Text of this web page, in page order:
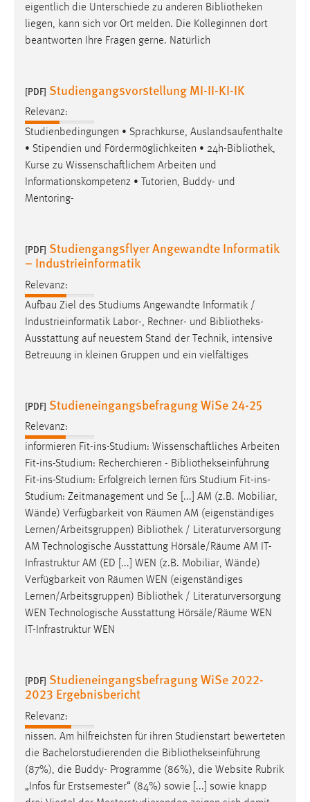
eigentlich die Unterschiede zu anderen Bibliotheken
liegen, kann sich vor Ort melden. Die Kolleginnen dort
beantworten Ihre Fragen gerne. Natürlich
[PDF] Studiengangsvorstellung MI-II-KI-IK
Relevanz:
Studienbedingungen • Sprachkurse, Auslandsaufenthalte
• Stipendien und Fördermöglichkeiten • 24h-Bibliothek,
Kurse zu Wissenschaftlichem Arbeiten und
Informationskompetenz • Tutorien, Buddy- und
Mentoring-
[PDF] Studiengangsflyer Angewandte Informatik
– Industrieinformatik
Relevanz:
Aufbau Ziel des Studiums Angewandte Informatik /
Industrieinformatik Labor-, Rechner- und Bibliotheks-
Ausstattung auf neuestem Stand der Technik, intensive
Betreuung in kleinen Gruppen und ein vielfältiges
[PDF] Studieneingangsbefragung WiSe 24-25
Relevanz:
informieren Fit-ins-Studium: Wissenschaftliches Arbeiten
Fit-ins-Studium: Recherchieren - Bibliothekseinführung
Fit-ins-Studium: Erfolgreich lernen fürs Studium Fit-ins-
Studium: Zeitmanagement und Se [...] AM (z.B. Mobiliar,
Wände) Verfügbarkeit von Räumen AM (eigenständiges
Lernen/Arbeitsgruppen) Bibliothek / Literaturversorgung
AM Technologische Ausstattung Hörsäle/Räume AM IT-
Infrastruktur AM (ED [...] WEN (z.B. Mobiliar, Wände)
Verfügbarkeit von Räumen WEN (eigenständiges
Lernen/Arbeitsgruppen) Bibliothek / Literaturversorgung
WEN Technologische Ausstattung Hörsäle/Räume WEN
IT-Infrastruktur WEN
[PDF] Studieneingangsbefragung WiSe 2022-
2023 Ergebnisbericht
Relevanz:
nissen. Am hilfreichsten für ihren Studienstart bewerteten
die Bachelorstudierenden die Bibliothekseinführung
(87%), die Buddy- Programme (86%), die Website Rubrik
„Infos für Erstsemester“ (84%) sowie [...] sowie knapp
STATISTIK
Statistik Cookies erfassen Informationen anonym.
Diese Informationen helfen uns zu verstehen, wie
Matomo
Name:
_pk_ref, _pk_cvar, _pk_id, _pk_ses
Zweck:
Zugriffsstatistik
Cookie Laufzeit:
MARKETING
Marketing Cookies werden von Drittanbietern
verwendet, um personalisierte Werbung anzuzeigen.
Sie tun dies, indem sie Besucher über Websites
hinweg verfolgen.
Name:
_gcl_au
Anbieter:
Google Ireland Limited
Zweck:
Cookie Laufzeit:
3 Monate
Facebook Pixel
Name:
_fbp
Zweck:
Cookie Laufzeit:
3 Monate